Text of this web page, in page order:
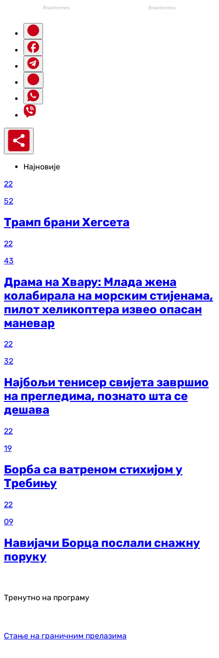
Најновије
22
52
Трамп брани Хегсета
22
43
Драма на Хвару: Млада жена
колабирала на морским стијенама,
пилот хеликоптера извео опасан
маневар
22
32
Најбољи тенисер свијета завршио
на прегледима, познато шта се
дешава
22
19
Борба са ватреном стихијом у
Требињу
22
09
Навијачи Борца послали снажну
поруку
Тренутно на програму
Стање на граничним прелазима